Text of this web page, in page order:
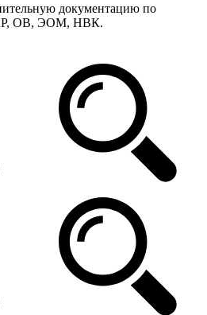
документацию по
ОВ, ЭОМ, НВК.